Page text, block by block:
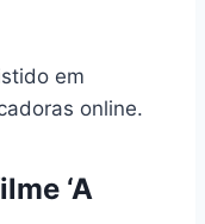
em
online.
‘A